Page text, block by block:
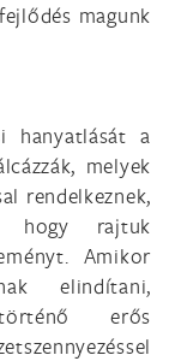
magunk
hanyatlását a
melyek
rendelkeznek,
hogy rajtuk
Amikor
elindítani,
erős